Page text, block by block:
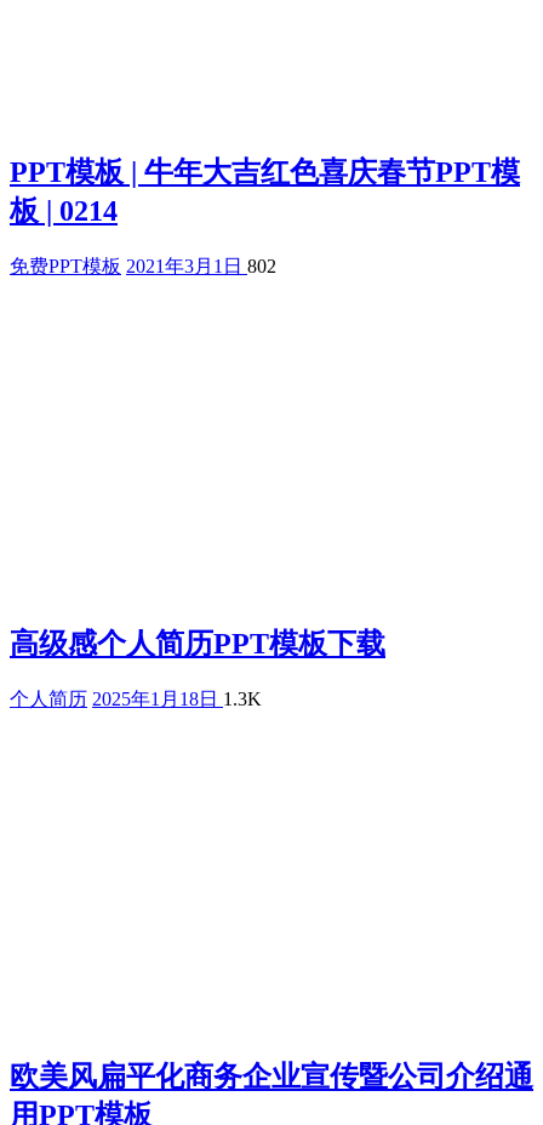
PPT模板 | 牛年大吉红色喜庆春节PPT模
板 | 0214
免费PPT模板 2021年3月1日 802
高级感个人简历PPT模板下载
个人简历 2025年1月18日 1.3K
欧美风扁平化商务企业宣传暨公司介绍通
用PPT模板